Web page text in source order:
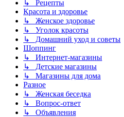
↳ Рецепты
Красота и здоровье
↳ Женское здоровье
↳ Уголок красоты
↳ Домашний уход и советы
Шоппинг
↳ Интернет-магазины
↳ Детские магазины
↳ Магазины для дома
Разное
↳ Женская беседка
↳ Вопрос-ответ
↳ Объявления